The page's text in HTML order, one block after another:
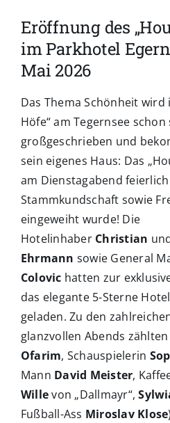
Eröffnung des
im Parkhotel
Mai 2026
Das Thema Schönheit
Höfe“ am Tegernsee
großgeschrieben und
sein eigenes Haus: Das
am Dienstagabend
Stammkundschaft sowie
eingeweiht wurde! Die
Hotelinhaber Christian
Ehrmann sowie General
Colovic hatten zur
das elegante 5-Sterne
geladen. Zu den
glanzvollen Abends
Ofarim, Schauspielerin
Mann David Meister,
Willevon „Dallmayr“,
Fußball-Ass Miroslav Klose